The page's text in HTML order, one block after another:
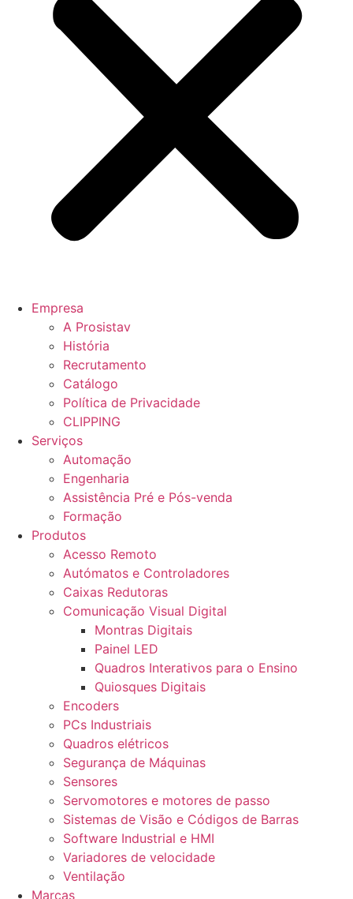
Empresa
A Prosistav
História
Recrutamento
Catálogo
Política de Privacidade
CLIPPING
Serviços
Automação
Engenharia
Assistência Pré e Pós-venda
Formação
Produtos
Acesso Remoto
Autómatos e Controladores
Caixas Redutoras
Comunicação Visual Digital
Montras Digitais
Painel LED
Quadros Interativos para o Ensino
Quiosques Digitais
Encoders
PCs Industriais
Quadros elétricos
Segurança de Máquinas
Sensores
Servomotores e motores de passo
Sistemas de Visão e Códigos de Barras
Software Industrial e HMI
Variadores de velocidade
Ventilação
Marcas